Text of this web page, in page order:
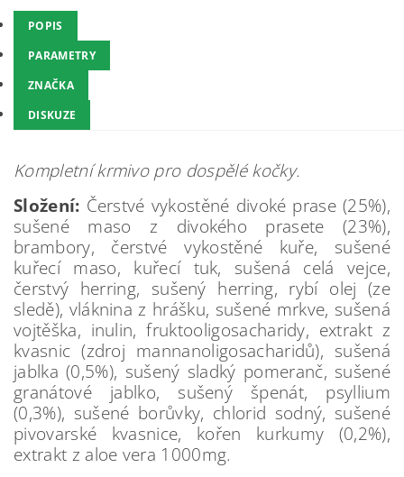
POPIS
PARAMETRY
ZNAČKA
DISKUZE
Kompletní krmivo prodospělé kočky.
Složení: Čerstvé vykostěné divoké prase (25%),
sušené maso z divokého prasete (23%),
brambory, čerstvé vykostěné kuře, sušené
kuřecí maso, kuřecí tuk, sušená celá vejce,
čerstvý herring, sušený herring, rybí olej (ze
sledě), vláknina z hrášku, sušené mrkve, sušená
vojtěška, inulin, fruktooligosacharidy, extrakt z
kvasnic (zdroj mannanoligosacharidů), sušená
jablka (0,5%), sušený sladký pomeranč, sušené
granátové jablko, sušený špenát, psyllium
(0,3%), sušené borůvky, chlorid sodný, sušené
pivovarské kvasnice, kořen kurkumy (0,2%),
extrakt z aloe vera 1000mg.